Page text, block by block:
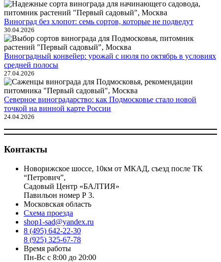
Виноград без хлопот: семь сортов, которые не подведут
30.04.2026
Виноградный конвейер: урожай с июля по октябрь в условиях
средней полосы
27.04.2026
Северное виноградарство: как Подмосковье стало новой
точкой на винной карте России
24.04.2026
Контакты
Новорижское шоссе, 10км от МКАД, съезд после ТК
“Петрович”,
Садовый Центр «БАЛТИЯ»
Павильон номер Р 3.
Московская область
Схема проезда
shop1-sad@yandex.ru
8 (495) 642-22-30
8 (925) 325-67-78
Время работы
Пн-Вс с 8:00 до 20:00